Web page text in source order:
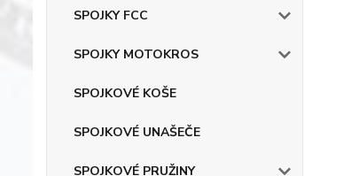
SPOJKY FCC
SPOJKY MOTOKROS
SPOJKOVÉ KOŠE
SPOJKOVÉ UNAŠEČE
SPOJKOVÉ PRUŽINY